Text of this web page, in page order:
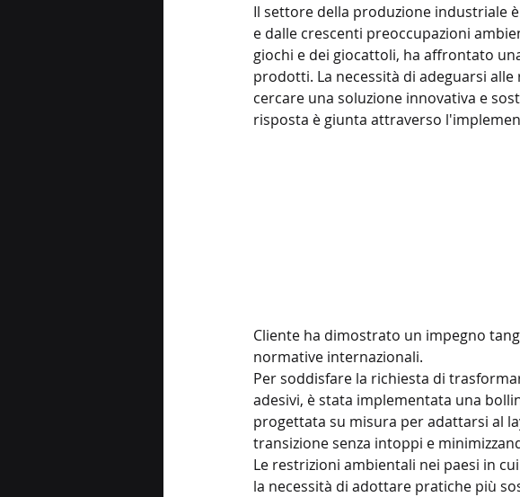
Il settore della produzione industriale
e dalle crescenti preoccupazioni
giochi e dei giocattoli, ha affrontato
prodotti. La necessità di adeguarsi
cercare una soluzione innovativa e
risposta è giunta attraverso
Cliente ha dimostrato un impegno
normative internazionali.
Per soddisfare la richiesta di
adesivi, è stata implementata una
progettata su misura per adattarsi al
transizione senza intoppi e
Le restrizioni ambientali nei paesi in
la necessità di adottare pratiche più